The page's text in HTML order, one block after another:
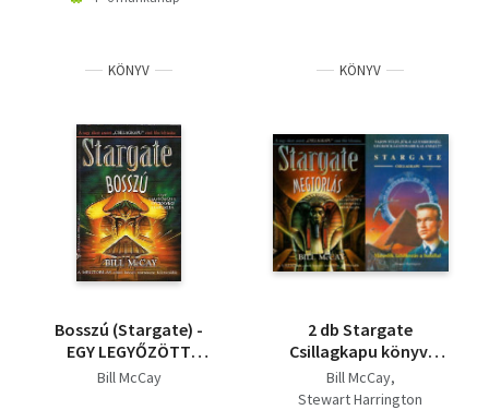
KÖNYV
Bosszú (Stargate) -
EGY LEGYŐZÖTT
ISTENSÉG HARAGJA
Bill McCay
KÖNYV
2 db Stargate
Csillagkapu könyv:
Stargate - Megtorlás +
Stargate - Második
Bill McCay
Stewart Harrington